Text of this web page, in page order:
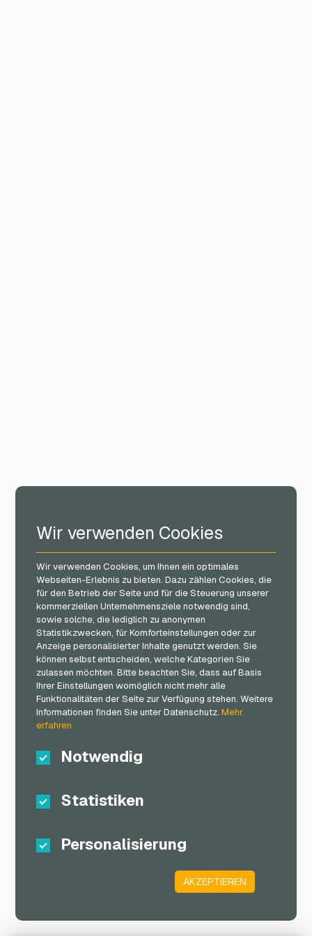
Wir verwenden Cookies
Wir verwenden Cookies, um Ihnen ein optimales
Webseiten-Erlebnis zu bieten. Dazu zählen Cookies, die
für den Betrieb der Seite und für die Steuerung unserer
kommerziellen Unternehmensziele notwendig sind,
sowie solche, die lediglich zu anonymen
Statistikzwecken, für Komforteinstellungen oder zur
Anzeige personalisierter Inhalte genutzt werden. Sie
können selbst entscheiden, welche Kategorien Sie
zulassen möchten. Bitte beachten Sie, dass auf Basis
Ihrer Einstellungen womöglich nicht mehr alle
Funktionalitäten der Seite zur Verfügung stehen. Weitere
Informationen finden Sie unter Datenschutz.Mehr
erfahren
Notwendig
Statistiken
Personalisierung
AKZEPTIEREN